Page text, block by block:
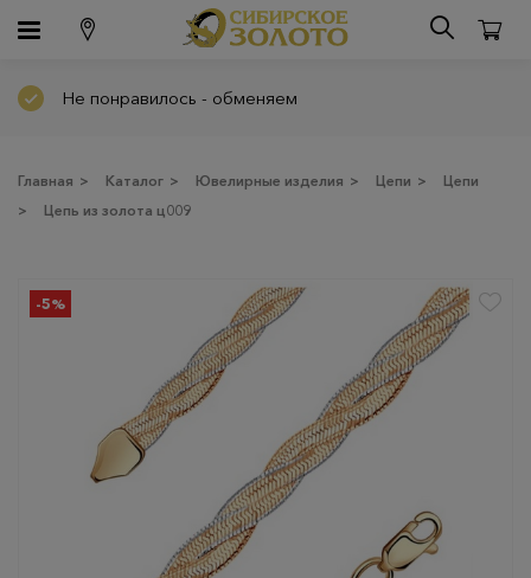
Не понравилось - обменяем
Главная > Каталог > Ювелирные изделия > Цепи >
Цепи
>
Цепь из золота ц009
-5%